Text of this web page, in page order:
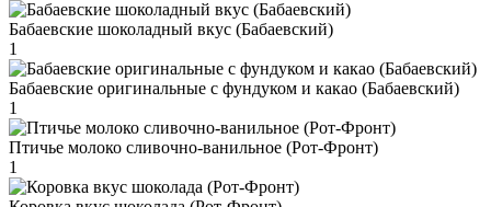
Бабаевские шоколадный вкус (Бабаевский)
1
Бабаевские оригинальные с фундуком и какао (Бабаевский)
1
Птичье молоко сливочно-ванильное (Рот-Фронт)
1